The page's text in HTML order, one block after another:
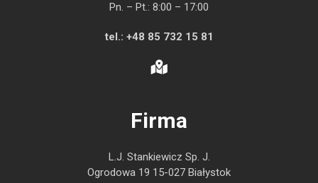
Pn. – Pt.: 8:00 – 17:00
tel.: +48 85 732 15 81
Firma
L.J. Stankiewicz Sp. J.
Ogrodowa 19 15-027 Białystok